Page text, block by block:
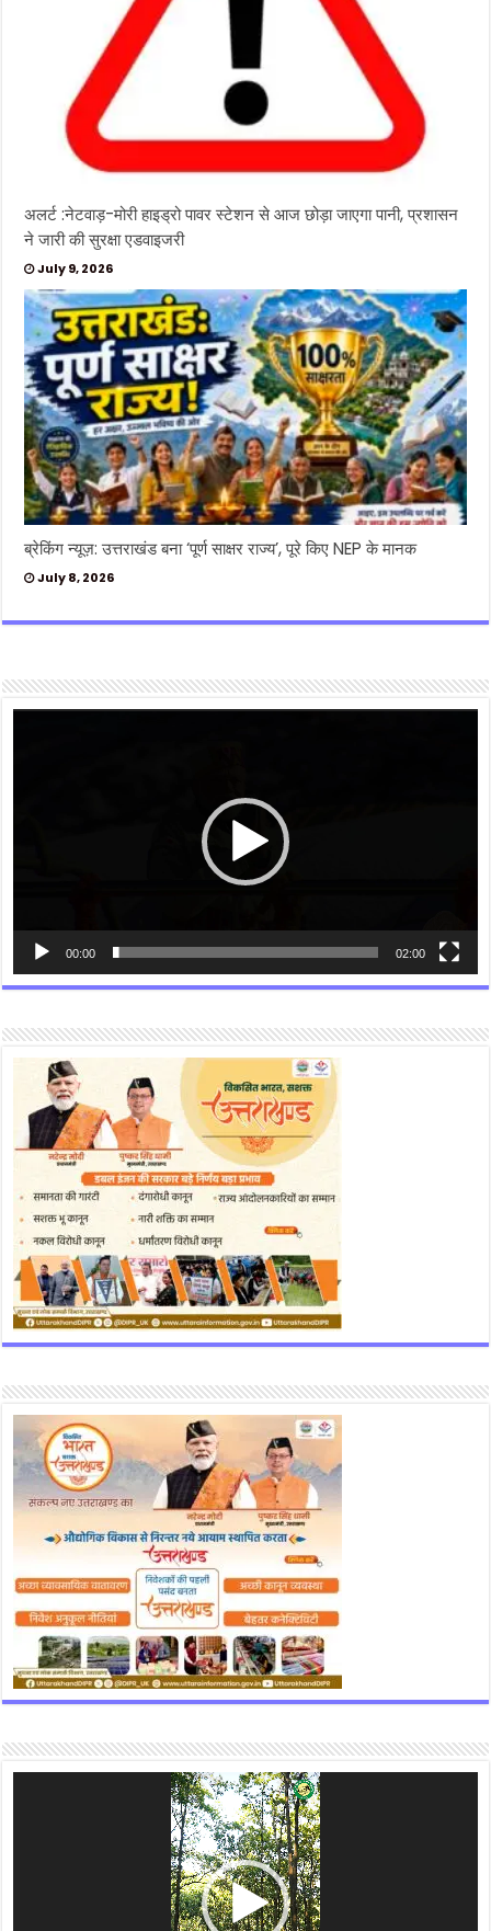
अलर्ट :नेटवाड़-मोरी हाइड्रो पावर स्टेशन से आज छोड़ा जाएगा पानी, प्रशासन
ने जारी की सुरक्षा एडवाइजरी
July 9, 2026
ब्रेकिंग न्यूज़: उत्तराखंड बना ‘पूर्ण साक्षर राज्य’, पूरे किए NEP के मानक
July 8, 2026
Video
00:00 02:00